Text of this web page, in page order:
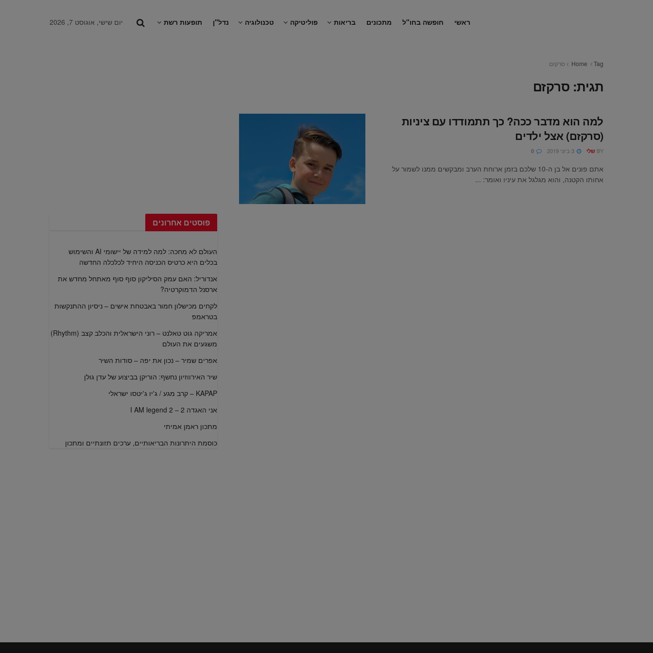
ראשי חופשה בחו"ל מתכונים בריאות פוליטיקה טכנולוגיה נדל"ן תופעות רשת יום שישי, אוגוסט 7, 2026
Home Tag סרקזם
תגית: סרקזם
למה הוא מדבר ככה? כך תתמודדו עם ציניות
(סרקזם) אצל ילדים
BY שלי
אתם פונים אל בן ה-10 שלכם בזמן ארוחת הערב ומבקשים ממנו לשמור על
אחותו הקטנה, והוא מגלגל את עיניו ואומר: ...
פוסטים אחרונים
העולם לא מחכה: למה למידה של יישומי AI והשימוש
בכלים היא כרטיס הכניסה היחיד לכלכלה החדשה
אנדוריל: האם עמק הסיליקון סוף סוף מאתחל מחדש את
ארסנל הדמוקרטיה?
לקחים מכישלון חמור באבטחת אישים – ניסיון ההתנקשות
בטראמפ
אמריקה גוט טאלנט – רוני הישראלית והכלב קצב (Rhythm)
משגעים את העולם
אפרים שמיר – נכון את יפה – סודות השיר
שיר האירווזיון נחשף: הוריקן בביצוע של עדן גולן
KAPAP – קרב מגע / ג'יו ג'יטסו ישראלי
אני האגדה 2 – I AM legend 2
מתכון ראמן אמיתי
כוסמת היתרונות הבריאותיים, ערכים תזונתיים ומתכון